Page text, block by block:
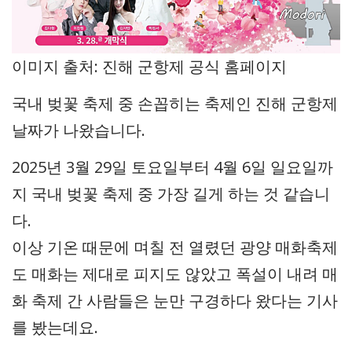
이미지 출처: 진해 군항제 공식 홈페이지
국내 벚꽃 축제 중 손꼽히는 축제인 진해 군항제
날짜가 나왔습니다.
2025년 3월 29일 토요일부터 4월 6일 일요일까
지 국내 벚꽃 축제 중 가장 길게 하는 것 같습니
다.
이상 기온 때문에 며칠 전 열렸던 광양 매화축제
도 매화는 제대로 피지도 않았고 폭설이 내려 매
화 축제 간 사람들은 눈만 구경하다 왔다는 기사
를 봤는데요.